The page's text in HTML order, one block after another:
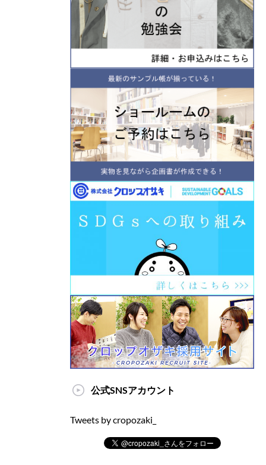
公式SNSアカウント
Tweets by cropozaki_